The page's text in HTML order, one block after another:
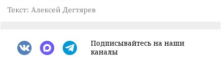
Текст: Алексей Дегтярев
Подписывайтесь на наши
каналы